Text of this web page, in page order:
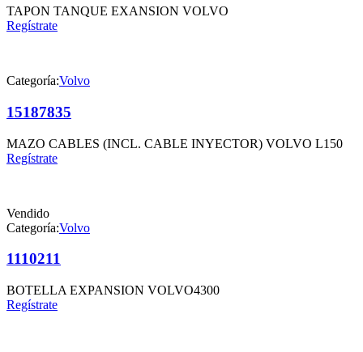
TAPON TANQUE EXANSION VOLVO
Regístrate
Categoría:Volvo
15187835
MAZO CABLES (INCL. CABLE INYECTOR) VOLVO L150
Regístrate
Vendido
Categoría:Volvo
1110211
BOTELLA EXPANSION VOLVO4300
Regístrate